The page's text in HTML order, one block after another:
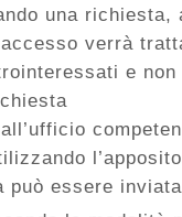
una richiesta,
verrà
e
può essere